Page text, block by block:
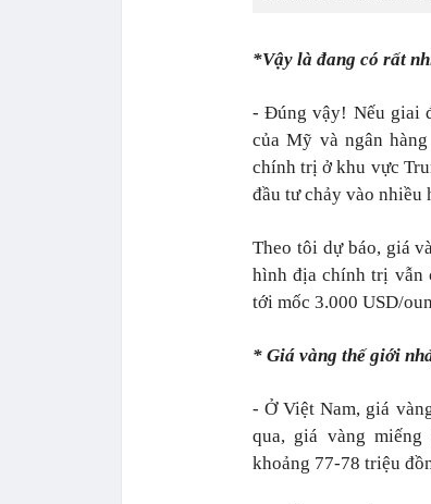
*Vậy là đang có rất
- Đúng vậy! Nếu giai
của Mỹ và ngân
chính trị ở khu vực
đầu tư chảy vào nhiều
Theo tôi dự báo, giá
hình địa chính trị vẫn
tới mốc 3.000 USD/
* Giá vàng thế giới
- Ở Việt Nam, giá
qua, giá vàng
khoảng 77-78 triệu